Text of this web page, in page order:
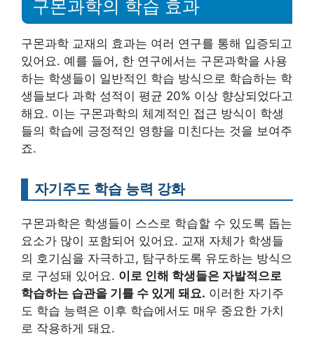
구몬과학의 학습 효과
구몬과학 교재의 효과는 여러 연구를 통해 입증되고
있어요. 예를 들어, 한 연구에서는 구몬과학을 사용
하는 학생들이 일반적인 학습 방식으로 학습하는 학
생들보다 과학 성적이 평균 20% 이상 향상되었다고
해요. 이는 구몬과학의 체계적인 접근 방식이 학생
들의 학습에 긍정적인 영향을 미친다는 것을 보여주
죠.
자기주도 학습 능력 강화
구몬과학은 학생들이 스스로 학습할 수 있도록 돕는
요소가 많이 포함되어 있어요. 교재 자체가 학생들
의 호기심을 자극하고, 탐구하도록 유도하는 방식으
로 구성돼 있어요. 이로 인해 학생들은 자발적으로
학습하는 습관을 기를 수 있게 돼요. 이러한 자기주
도 학습 능력은 이후 학습에서도 매우 중요한 가치
로 작용하게 돼요.